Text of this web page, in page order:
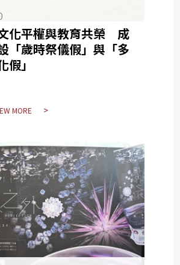
化平權與教育共榮 成
「歲時祭儀假」與「多
假」
MORE